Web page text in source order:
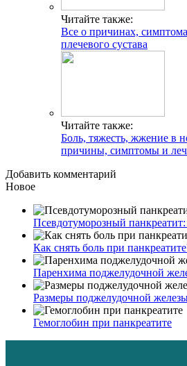
Читайте также:
Все о причинах,
плечевого сустава
Читайте также:
Боль, тяжесть, жжение в
причины, симптомы и
Добавить комментарий
Новое
Псевдотуморозный
Как снять боль при
Паренхима поджелудочной
Размеры поджелудочной
Гемоглобин при панкреатите